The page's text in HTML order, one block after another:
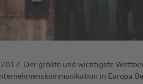
2017. Der größte und wichtigste
in Europa